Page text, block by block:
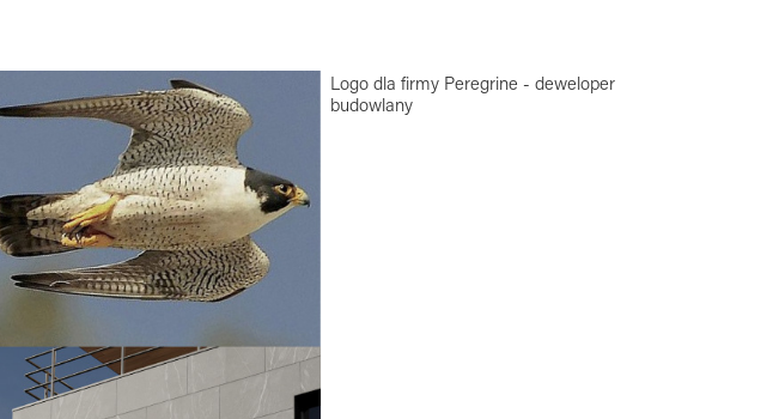
Logo dla firmy Peregrine - deweloper
budowlany